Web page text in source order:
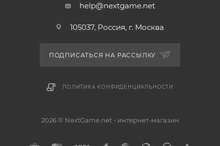
help@nextgame.net
105037, Россия, г. Москва
ПОДПИСАТЬСЯ НА РАССЫЛКУ
ПОЛИТИКА КОНФИДЕНЦИАЛЬНОСТИ
2026 © NextGame.net - интернет-магазин